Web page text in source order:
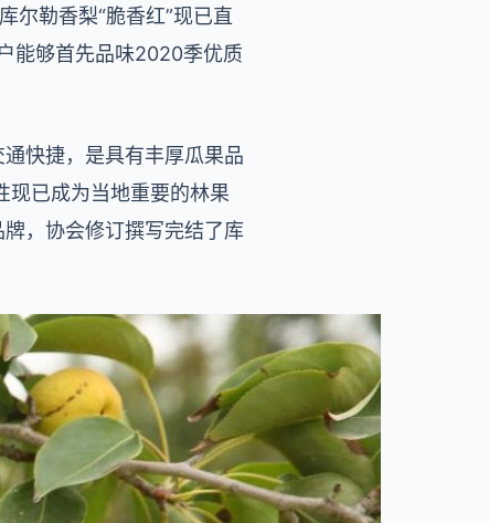
尔勒香梨“脆香红”现已直
能够首先品味2020季优质
快捷，是具有丰厚瓜果品
现已成为当地重要的林果
，协会修订撰写完结了库